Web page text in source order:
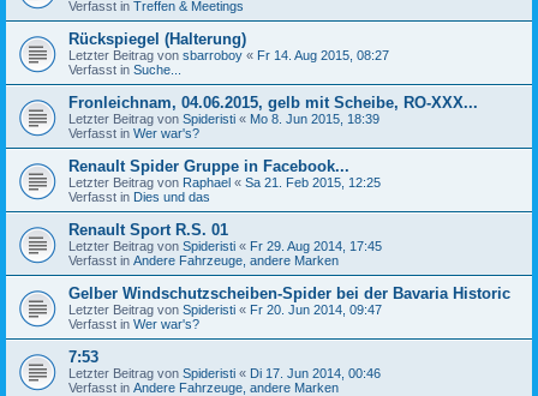
Verfasst in Treffen & Meetings
Rückspiegel (Halterung)
Letzter Beitrag von sbarroboy « Fr 14. Aug 2015, 08:27
Verfasst in Suche...
Fronleichnam, 04.06.2015, gelb mit Scheibe, RO-XXX...
Letzter Beitrag von Spideristi « Mo 8. Jun 2015, 18:39
Verfasst in Wer war's?
Renault Spider Gruppe in Facebook...
Letzter Beitrag von Raphael « Sa 21. Feb 2015, 12:25
Verfasst in Dies und das
Renault Sport R.S. 01
Letzter Beitrag von Spideristi « Fr 29. Aug 2014, 17:45
Verfasst in Andere Fahrzeuge, andere Marken
Gelber Windschutzscheiben-Spider bei der Bavaria Historic
Letzter Beitrag von Spideristi « Fr 20. Jun 2014, 09:47
Verfasst in Wer war's?
7:53
Letzter Beitrag von Spideristi « Di 17. Jun 2014, 00:46
Verfasst in Andere Fahrzeuge, andere Marken